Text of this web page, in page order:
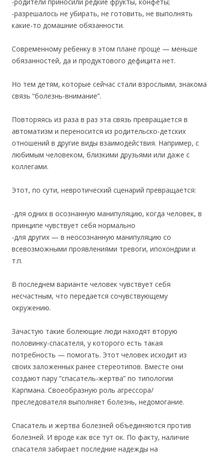
-родители приносили редкие фрукты, конфеты;
-разрешалось не убирать, не готовить, не выполнять
какие-то домашние обязанности.
Современному ребенку в этом плане проще — меньше
обязанностей, да и продуктового дефицита нет.
Но тем детям, которые сейчас стали взрослыми, знакома
связь “болезнь-внимание”.
Повторяясь из раза в раз эта связь превращается в
автоматизм и переносится из родительско-детских
отношений в другие виды взаимодействия. Например, с
любимым человеком, близкими друзьями или даже с
коллегами.
Этот, по сути, невротический сценарий превращается:
-для одних в осознанную манипуляцию, когда человек, в
принципе чувствует себя нормально
-для других — в неосознанную манипуляцию со
всевозможными проявлениями тревоги, ипохондрии и
т.п.
В последнем варианте человек чувствует себя
несчастным, что передается сочувствующему
окружению.
Зачастую такие болеющие люди находят вторую
половинку-спасателя, у которого есть такая
потребность — помогать. Этот человек исходит из
своих заложенных ранее стереотипов. Вместе они
создают пару “спасатель-жертва” по типологии
Карпмана. Своеобразную роль агрессора/
преследователя выполняет болезнь, недомогание.
Спасатель и жертва болезней объединяются против
болезней. И вроде как все тут ок. По факту, наличие
спасателя забирает последние надежды на